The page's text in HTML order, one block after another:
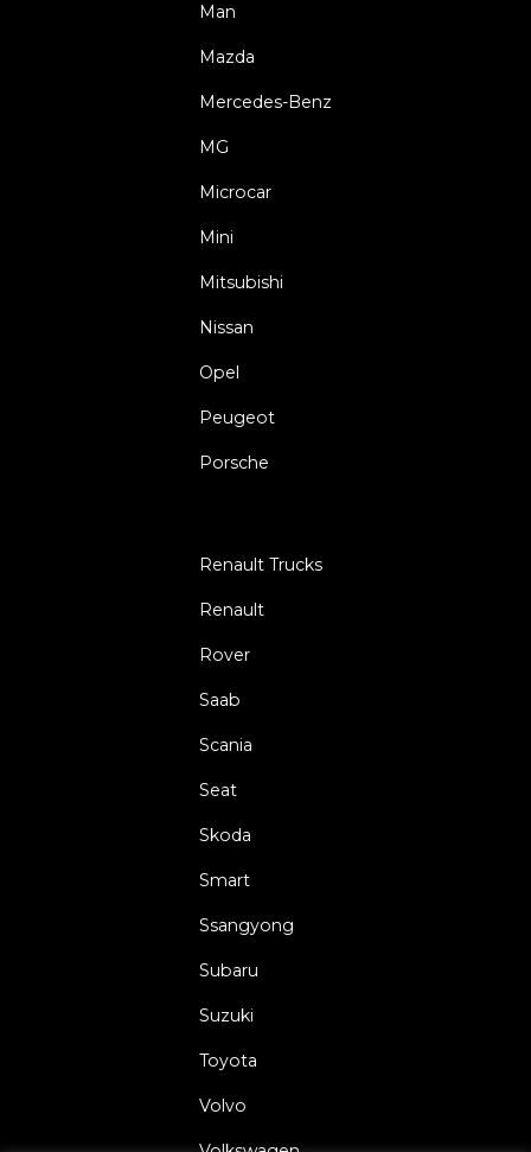
Man
Mazda
Mercedes-Benz
MG
Microcar
Mini
Mitsubishi
Nissan
Opel
Peugeot
Porsche
Renault Trucks
Renault
Rover
Saab
Scania
Seat
Skoda
Smart
Ssangyong
Subaru
Suzuki
Toyota
Volvo